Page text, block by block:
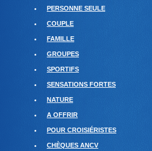
PERSONNE SEULE
COUPLE
FAMILLE
GROUPES
SPORTIFS
SENSATIONS FORTES
NATURE
A OFFRIR
POUR CROISIÉRISTES
CHÈQUES ANCV